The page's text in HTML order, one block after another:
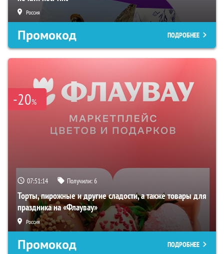
Россия
Промокод ПОДРОБНЕЕ
-20%
07:51:13 Получили:6
Торты, пирожные и другие сладости, а также товары для
праздника на «Флаувау»
Россия
Промокод ПОДРОБНЕЕ